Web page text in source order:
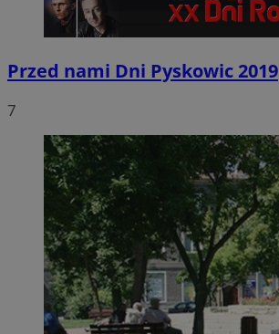
Przed nami Dni Pyskowic 2019
7